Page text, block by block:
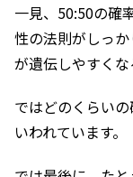
一見、50:50の確
性の法則がしっ
が遺伝しやすくな
ではどのくらい
いわれています。